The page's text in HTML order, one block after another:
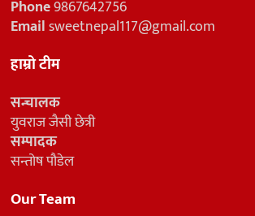
Phone9867642756
Emailsweetnepal117@gmail.com
हाम्रो टीम
सन्चालक
युवराज जैसी छेत्री
सम्पादक
सन्तोष पौडेल
Our Team